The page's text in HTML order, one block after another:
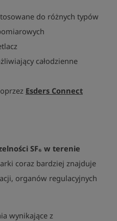
do różnych typów
całodzienne
Esders Connect
SF₆ w terenie
coraz bardziej znajduje
organów regulacyjnych
wynikające z